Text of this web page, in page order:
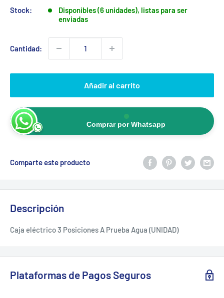
Stock:
Disponibles (6 unidades), listas para ser
enviadas
Cantidad:
Añadir al carrito
Comprar por Whatsapp
Comparte este producto
Descripción
Caja eléctrico 3 Posiciones A Prueba Agua (UNIDAD)
Plataformas de Pagos Seguros